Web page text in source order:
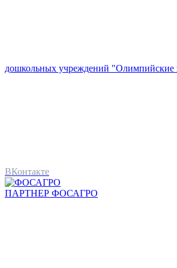
дошкольных учреждений "Олимпийские
ВКонтакте
ПАРТНЕР ФОСАГРО